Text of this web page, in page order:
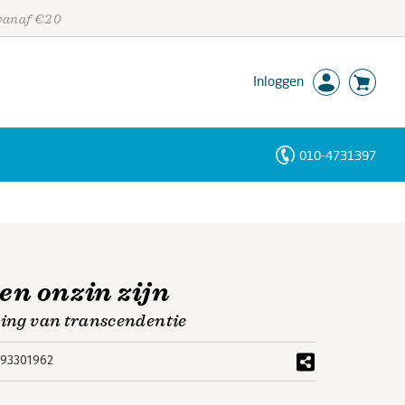
€20
Inloggen
010-4731397
onzin zijn
van transcendentie
Personen